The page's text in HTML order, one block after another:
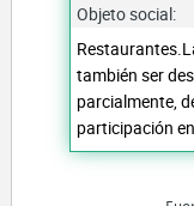
Objeto social:
también ser
parcialmente,
participación